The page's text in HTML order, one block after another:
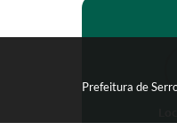
Prefeitura de